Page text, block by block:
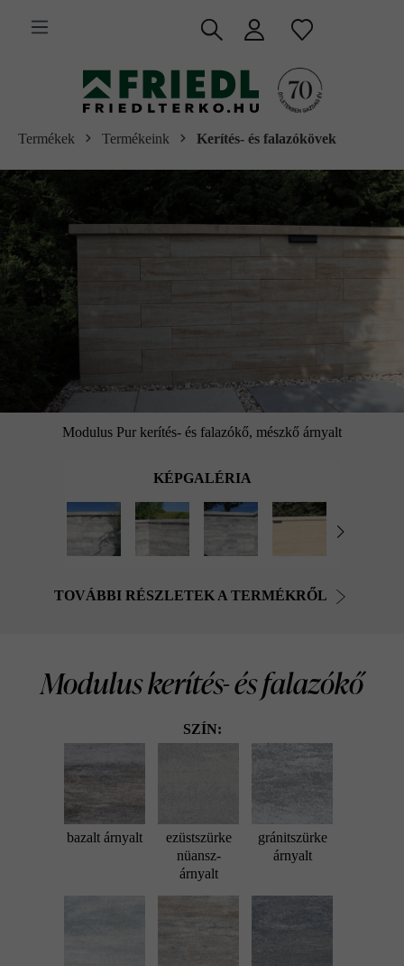
tartalomra
Termékek Termékeink Kerítés- és falazókövek
Modulus Pur kerítés- és falazókő, mészkő árnyalt
KÉPGALÉRIA
TOVÁBBI RÉSZLETEK A TERMÉKRŐL
Modulus kerítés- és falazókő
SZÍN:
bazalt árnyalt
ezüstszürke
nüansz-
árnyalt
gránitszürke
árnyalt